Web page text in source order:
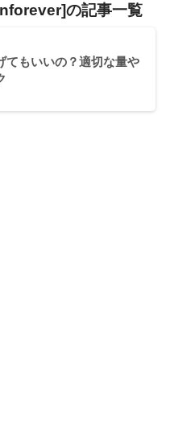
の記事一覧
てもいいの？適切な量や